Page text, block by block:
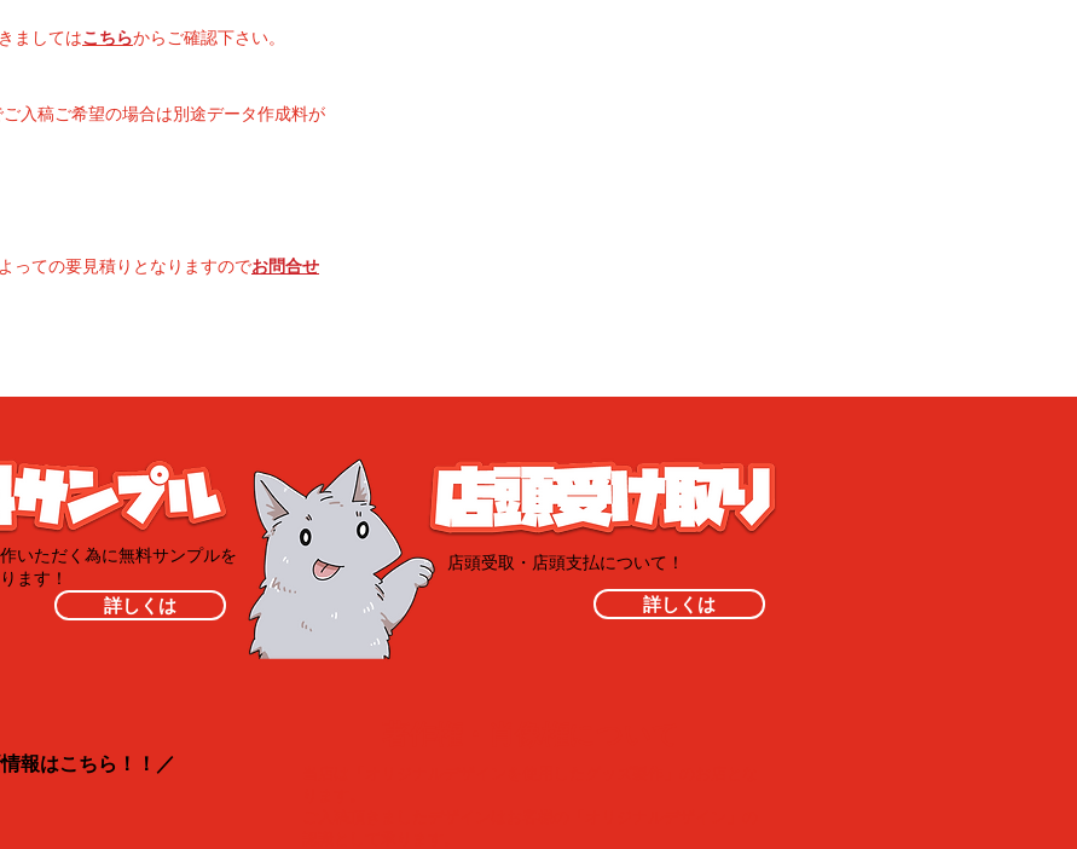
ましてはこちらからご確認下さい。
入稿ご希望の場合は別途データ作成料が
っての要見積りとなりますのでお問合せ
いただく為に無料サンプルを
ます！
詳しくは
​店頭受取・店頭支払について！
詳しくは
報はこちら！！／